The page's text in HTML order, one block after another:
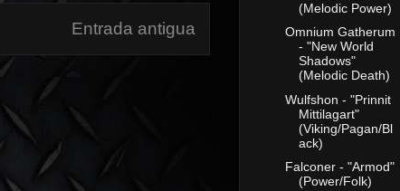
Entrada antigua
(Melodic Power)
Omnium Gatherum
- "New World
Shadows"
(Melodic Death)
Wulfshon - "Prinnit
Mittilagart"
(Viking/Pagan/Bl
ack)
Falconer - "Armod"
(Power/Folk)